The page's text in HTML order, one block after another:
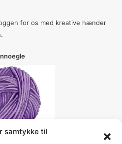
samtykke til
for os med kreative hænder